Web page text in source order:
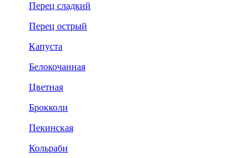
Перец сладкий
Перец острый
Капуста
Белокочанная
Цветная
Брокколи
Пекинская
Кольраби